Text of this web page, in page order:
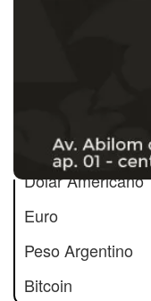
Dólar Americano
Euro
Peso Argentino
Bitcoin